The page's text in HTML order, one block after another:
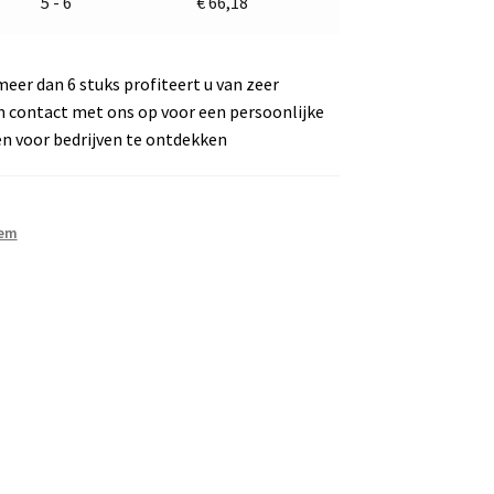
dan 6 stuks profiteert u van zeer
met ons op voor een persoonlijke
voor bedrijven te ontdekken